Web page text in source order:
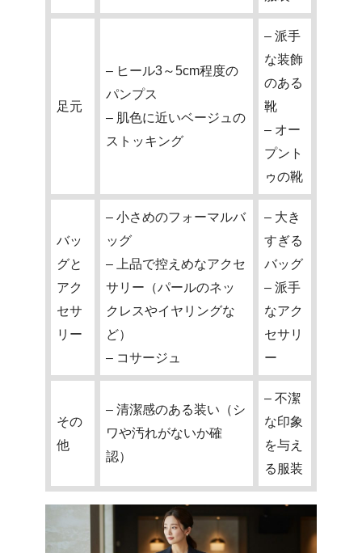
足元
– ヒール3～5cm程度の
パンプス
– 肌色に近いベージュの
ストッキング
– 派手
な装飾
のある
靴
– オー
プント
ゥの靴
バッ
グと
アク
セサ
リー
– 小さめのフォーマルバ
ッグ
– 上品で控えめなアクセ
サリー（パールのネッ
クレスやイヤリングな
ど）
– コサージュ
– 大き
すぎる
バッグ
– 派手
なアク
セサリ
ー
その
他
– 清潔感のある装い（シ
ワや汚れがないか確
認）
– 不潔
な印象
を与え
る服装